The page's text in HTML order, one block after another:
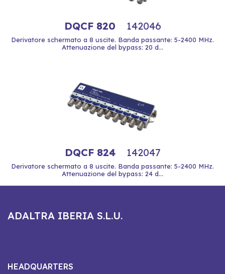
DQCF 820 142046
Derivatore schermato a 8 uscite. Banda passante: 5-2400 MHz.
Attenuazione del bypass: 20 d...
DQCF 824 142047
Derivatore schermato a 8 uscite. Banda passante: 5-2400 MHz.
Attenuazione del bypass: 24 d...
ADALTRA IBERIA S.L.U.
HEADQUARTERS